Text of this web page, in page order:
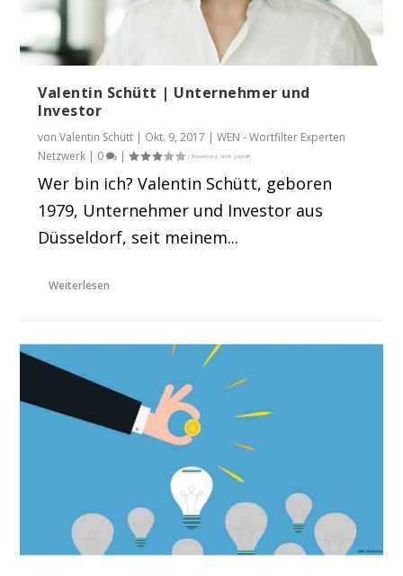
„Alle“ bekommen Millionen für Ihre
Firma? Warum ic...
Valentin Schütt | Unternehmer und
Investor
vonValentin Schütt | Okt. 9, 2017 |WEN - Wortfilter Experten
Netzwerk | 0 |
Wer bin ich? Valentin Schütt, geboren
1979, Unternehmer und Investor aus
Düsseldorf, seit meinem...
Weiterlesen